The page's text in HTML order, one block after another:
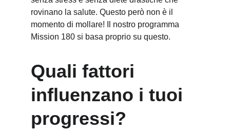
rovinano la salute. Questo però non è il
momento di mollare! Il nostro programma
Mission 180 si basa proprio su questo.
Quali fattori
influenzano i tuoi
progressi?